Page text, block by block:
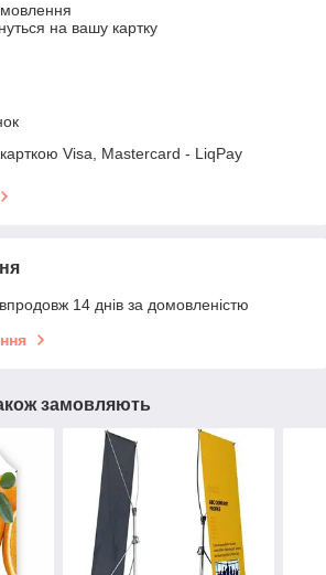
на вашу картку
Visa, Mastercard - LiqPay
14 днів за домовленістю
замовляють